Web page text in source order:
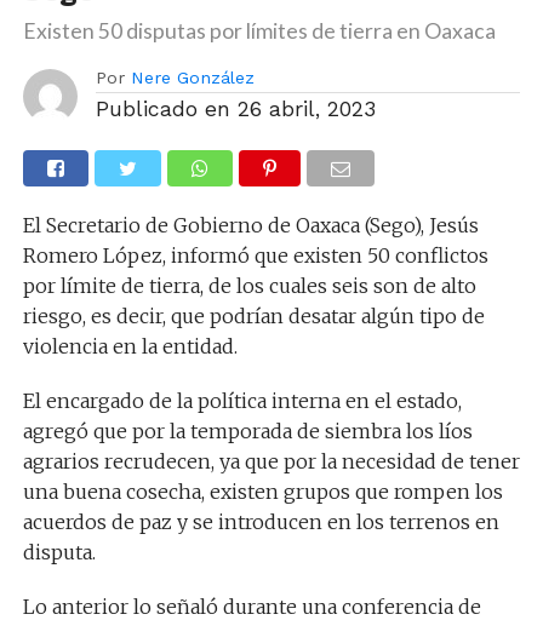
Existen 50 disputas por límites de tierra en Oaxaca
Por Nere González
Publicado en 26 abril, 2023
El Secretario de Gobierno de Oaxaca (Sego), Jesús
Romero López, informó que existen 50 conflictos
por límite de tierra, de los cuales seis son de alto
riesgo, es decir, que podrían desatar algún tipo de
violencia en la entidad.
El encargado de la política interna en el estado,
agregó que por la temporada de siembra los líos
agrarios recrudecen, ya que por la necesidad de tener
una buena cosecha, existen grupos que rompen los
acuerdos de paz y se introducen en los terrenos en
disputa.
Lo anterior lo señaló durante una conferencia de